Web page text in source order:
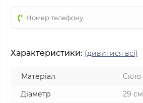
Характеристики: (дивитися всі)
Матеріал
Скло
Діаметр
29 см